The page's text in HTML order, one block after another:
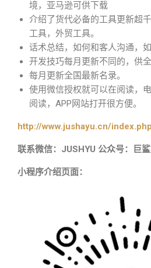
境，亚马逊可供下载
介绍了货代必备的工具更新超
工具，外贸工具。
话术总结，如何和客人沟通，
开发技巧每月更新不同的，供
每月更新全国最新名录。
使用微信授权就可以在阅读，
阅读，APP网站打开很方便。
http://www.jushayu.cn/
联系微信：JUSHYU 公众号：巨
小程序介绍页面：